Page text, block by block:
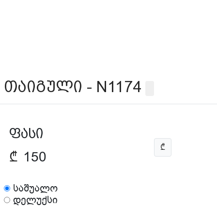
თაიგული - N1174
ფასი
₾ 150
₾
საშუალო
დელუქსი